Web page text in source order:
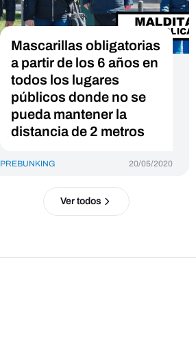
Mascarillas obligatorias
a partir de los 6 años en
todos los lugares
públicos donde no se
pueda mantener la
distancia de 2 metros
PREBUNKING 20/05/2020
Ver todos